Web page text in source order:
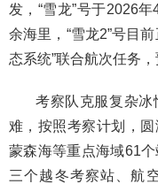
发，“雪龙”号于2026
余海里，“雪龙2”号目
态系统”联合航次任务
考察队克服复杂冰
难，按照考察计划，
蒙森海等重点海域61
三个越冬考察站、航